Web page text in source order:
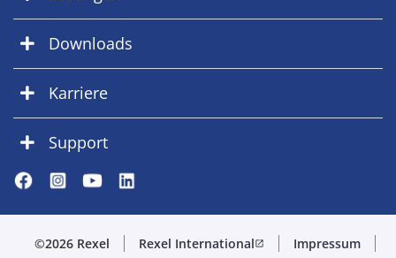
Downloads
Karriere
Support
©2026 Rexel Rexel Internationalopen_in_new
Impressum